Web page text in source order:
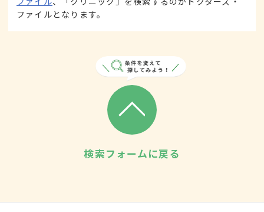
ファイルとなります。
検索フォームに戻る